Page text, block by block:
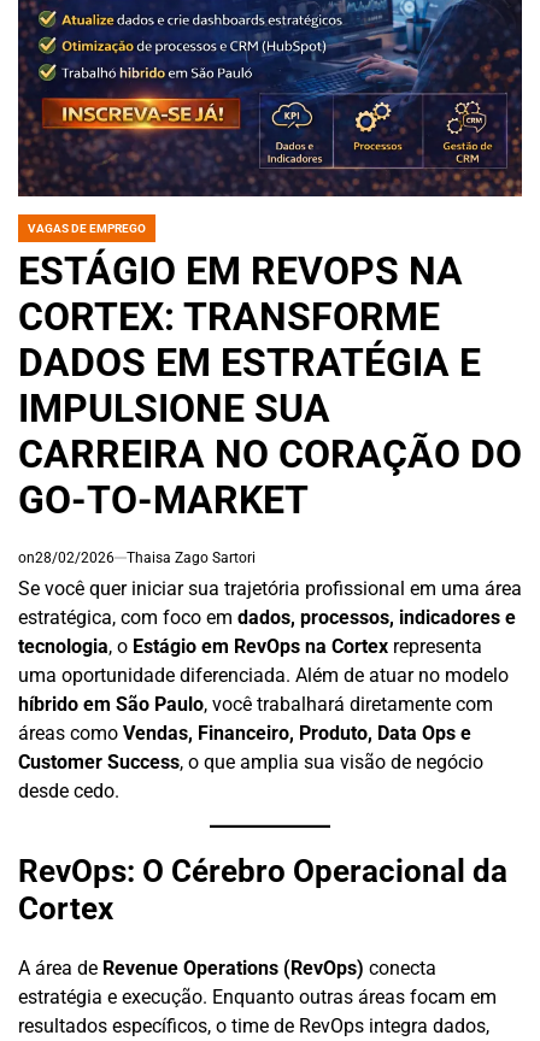
POSTED
VAGAS DE EMPREGO
ESTÁGIO EM REVOPS NA
CORTEX: TRANSFORME
DADOS EM ESTRATÉGIA E
IMPULSIONE SUA
CARREIRA NO CORAÇÃO DO
GO-TO-MARKET
on28/02/2026 Thaisa Zago Sartori
Se você quer iniciar sua trajetória profissional em uma área
estratégica, com foco em dados, processos, indicadores e
tecnologia, o Estágio em RevOps na Cortex representa
uma oportunidade diferenciada. Além de atuar no modelo
híbrido em São Paulo, você trabalhará diretamente com
áreas como Vendas, Financeiro, Produto, Data Ops e
Customer Success, o que amplia sua visão de negócio
desde cedo.
RevOps: O Cérebro Operacional da
Cortex
A área de Revenue Operations (RevOps) conecta
estratégia e execução. Enquanto outras áreas focam em
resultados específicos, o time de RevOps integra dados,